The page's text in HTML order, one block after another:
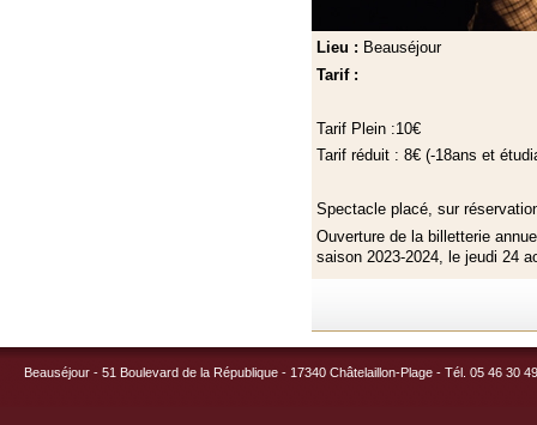
Lieu : Beauséjour
Tarif :
Tarif Plein :10€
Tarif réduit : 8€ (-18ans et
Spectacle placé, sur
Ouverture de la billetterie
saison 2023-2024, le jeudi 24
Beauséjour - 51 Boulevard de la République - 17340 Châtelaillon-Plage - Tél. 05 46 30